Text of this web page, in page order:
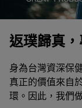
返璞歸真
身為台灣資深保
真正的價值來自
環。因此，我們